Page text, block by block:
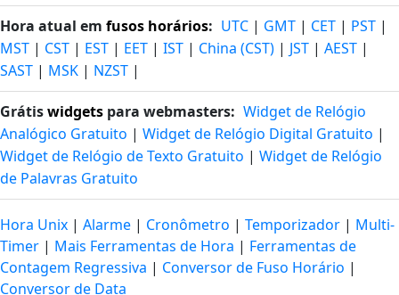
Hora atual em fusos horários: UTC | GMT | CET | PST |
MST | CST | EST | EET | IST | China (CST) | JST | AEST |
SAST | MSK | NZST |
Grátiswidgets para webmasters: Widget de Relógio
Analógico Gratuito | Widget de Relógio Digital Gratuito |
Widget de Relógio de Texto Gratuito | Widget de Relógio
de Palavras Gratuito
Hora Unix | Alarme | Cronômetro | Temporizador | Multi-
Timer | Mais Ferramentas de Hora | Ferramentas de
Contagem Regressiva | Conversor de Fuso Horário |
Conversor de Data